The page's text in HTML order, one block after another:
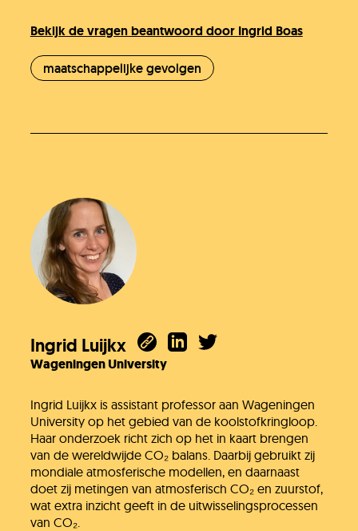
Bekijk de vragen beantwoord door Ingrid Boas
maatschappelijke gevolgen
Ingrid Luijkx
Wageningen University
Ingrid Luijkx is assistant professor aan Wageningen
University op het gebied van de koolstofkringloop.
Haar onderzoek richt zich op het in kaart brengen
van de wereldwijde CO₂ balans. Daarbij gebruikt zij
mondiale atmosferische modellen, en daarnaast
doet zij metingen van atmosferisch CO₂ en zuurstof,
wat extra inzicht geeft in de uitwisselingsprocessen
van CO₂.